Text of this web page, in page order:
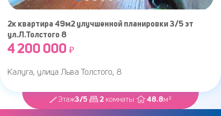
2к квартира 49м2 улучшенной планировки 3/5 эт
ул.Л.Толстого 8
4 200 000 ₽
Калуга, улица Льва Толстого, 8
Этаж3/5 2 комнаты 48.8м²